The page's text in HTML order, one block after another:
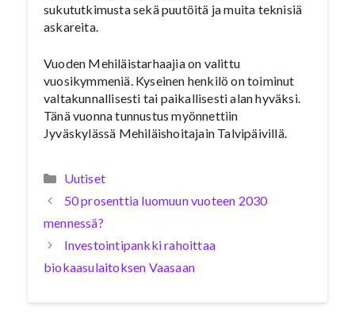
sukututkimusta sekä puutöitä ja muita teknisiä
askareita.
Vuoden Mehiläistarhaajia on valittu
vuosikymmeniä. Kyseinen henkilö on toiminut
valtakunnallisesti tai paikallisesti alan hyväksi.
Tänä vuonna tunnustus myönnettiin
Jyväskylässä Mehiläishoitajain Talvipäivillä.
Kategoriat
Uutiset
50 prosenttia luomuun vuoteen 2030
mennessä?
Investointipankki rahoittaa
biokaasulaitoksen Vaasaan